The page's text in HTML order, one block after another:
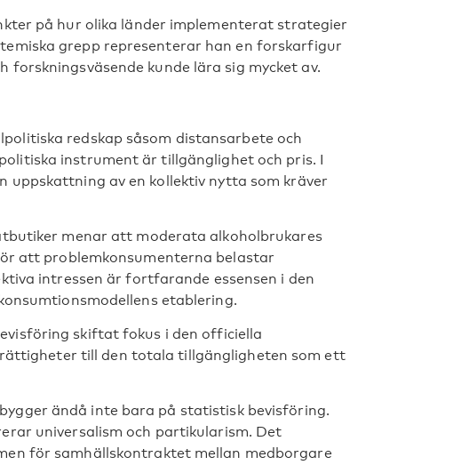
på hur olika länder implementerat strategier
grepp representerar han en forskarfigur
kunde lära sig mycket av.
redskap såsom distansarbete och
instrument är tillgänglighet och pris. I
uppskattning av en kollektiv nytta som kräver
menar att moderata alkoholbrukares
att problemkonsumenterna belastar
intressen är fortfarande essensen i den
etablering.
skiftat fokus i den officiella
till den totala tillgängligheten som ett
ändå inte bara på statistisk bevisföring.
universalism och partikularism. Det
för samhällskontraktet mellan medborgare